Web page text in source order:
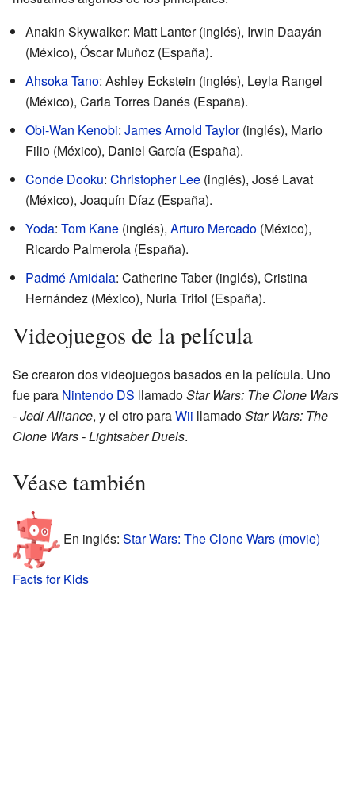
Anakin Skywalker: Matt Lanter (inglés), Irwin Daayán
(México), Óscar Muñoz (España).
Ahsoka Tano: Ashley Eckstein (inglés), Leyla Rangel
(México), Carla Torres Danés (España).
Obi-Wan Kenobi: James Arnold Taylor(inglés), Mario
Filio (México), Daniel García (España).
Conde Dooku: Christopher Lee (inglés), José Lavat
(México), Joaquín Díaz (España).
Yoda: Tom Kane (inglés), Arturo Mercado (México),
Ricardo Palmerola (España).
Padmé Amidala: Catherine Taber (inglés), Cristina
Hernández (México), Nuria Trifol (España).
Videojuegos de la película
Se crearon dos videojuegos basados en la película. Uno
fue para Nintendo DS llamadoStar Wars: The Clone Wars
- Jedi Alliance, y el otro paraWii llamadoStar Wars: The
Clone Wars - Lightsaber Duels.
Véase también
En inglés: Star Wars: The Clone Wars (movie)
Facts for Kids